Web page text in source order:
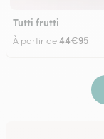
Tutti frutti
À partir de44€95